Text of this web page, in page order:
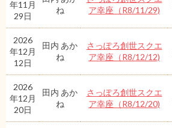
年11月
29日
ね
ア幸座（R8/11/29)
2026
年12月
12日
田内 あか
ね
さっぽろ創世スクエ
ア幸座（R8/12/12)
2026
年12月
20日
田内 あか
ね
さっぽろ創世スクエ
ア幸座（R8/12/20)